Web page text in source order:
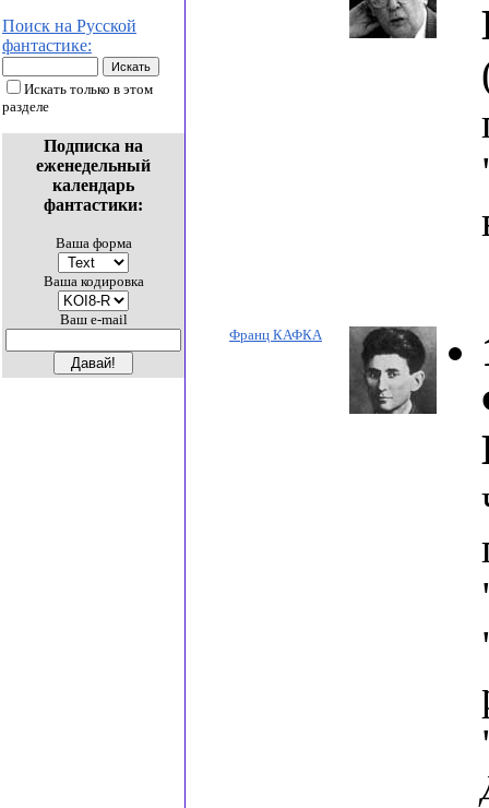
Поиск на Русской
фантастике:
Искать только в этом
разделе
Подписка на
еженедельный
календарь
фантастики:
Ваша форма
Ваша кодировка
Ваш e-mail
Франц КАФКА